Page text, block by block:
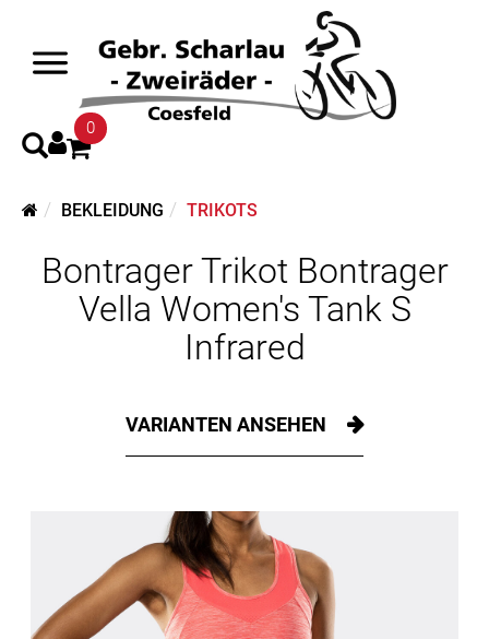
0
BEKLEIDUNG TRIKOTS
Bontrager Trikot Bontrager
Vella Women's Tank S
Infrared
VARIANTEN ANSEHEN